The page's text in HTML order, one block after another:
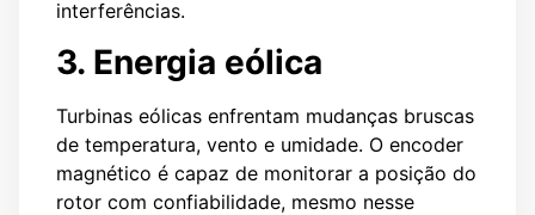
interferências.
3. Energia eólica
Turbinas eólicas enfrentam mudanças bruscas
de temperatura, vento e umidade. O encoder
magnético é capaz de monitorar a posição do
rotor com confiabilidade, mesmo nesse